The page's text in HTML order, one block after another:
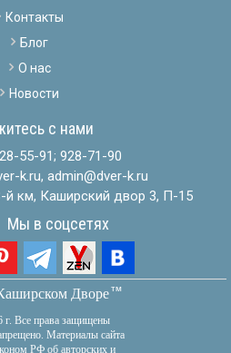
Контакты
Блог
О нас
Новости
с нами
55-91; 928-71-90
k.ru, admin@dver-k.ru
км, Каширский двор 3, П-15
Мы в соцсетях
Дворетм
г. Все права защищены
Материалы сайта
РФ об авторских и